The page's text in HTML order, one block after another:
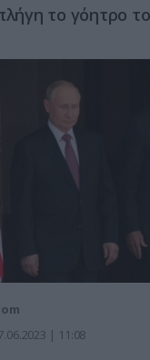
το γόητρο
| 11:08